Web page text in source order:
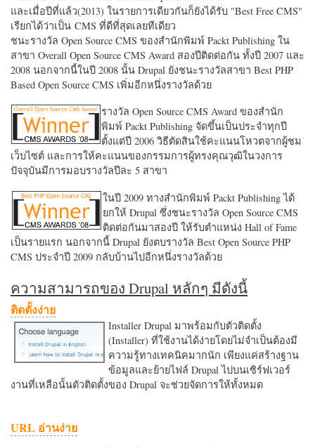
และเมื่อปีที่แล้ว(2013) ในรายการเดียวกันก็ยังได้รับ "Best Free CMS"
เรียกได้ว่าเป็น CMS ที่ดีที่สุดเลยทีเดียว
ชนะรางวัล Open Source CMS ของสำนักพิมพ์ Packt Publishing ใน
สาขา Overall Open Source CMS Award สองปีติดต่อกัน ทั้งปี 2007 และ
2008 นอกจากนี้ในปี 2008 นั้น Drupal ยังชนะรางวัลสาขา Best PHP
Based Open Source CMS เพิ่มอีกหนึ่งรางวัลด้วย
รางวัล Open Source CMS Award ของสำนัก
พิมพ์ Packt Publishing จัดขึ้นเป็นประจำทุกปี
ตั้งแต่ปี 2006 วิธีตัดสินใช้คะแนนโหวตจากผู้ชม
เว็บไซต์ และการให้คะแนนของกรรมการผู้ทรงคุณวุฒิในวงการ
ปัจจุบันมีการมอบรางวัลปีละ 5 สาขา
ในปี 2009 ทางสำนักพิมพ์ Packt Publishing ได้
ยกให้ Drupal ซึ่งชนะรางวัล Open Source CMS
ติดต่อกันมาสองปี ให้รับตำแหน่ง Hall of Fame
เป็นรายแรก นอกจากนี้ Drupal ยังตบรางวัล Best Open Source PHP
CMS ประจำปี 2009 กลับบ้านไปอีกหนึ่งรางวัลด้วย
ความสามารถของ Drupal หลักๆ มีดังนี้
ติดตั้งง่าย
Installer Drupal มาพร้อมกับตัวติดตั้ง
(Installer) ที่ใช้งานได้ง่ายโดยไม่จำเป็นต้องมี
ความรู้ทางเทคนิคมากนัก เพียงแค่สร้างฐาน
ข้อมูลและย้ายไฟล์ Drupal ไปบนเซิร์ฟเวอร์
งานที่เหลือนั้นตัวติดตั้งของ Drupal จะช่วยจัดการให้ทั้งหมด
URL อ่านง่าย